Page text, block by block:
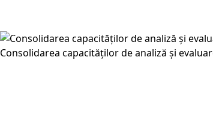
Consolidarea capacităților de analiză și